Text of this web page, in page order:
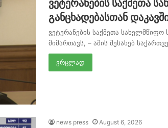
ვეტერანების საქმეთა
განცხადებასთან
ვეტერანების საქმეთა სახელმწიფო
მიმართავს, – ამის შესახებ
ვრცლად
news press August 6, 2026